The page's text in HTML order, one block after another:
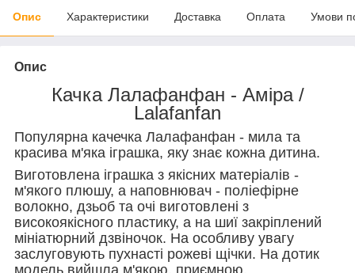
Опис Характеристики Доставка Оплата Умови
Опис
Качка Лалафанфан - Аміра /
Lalafanfan
Популярна качечка Лалафанфан - мила та
красива м'яка іграшка, яку знає кожна дитина.
Виготовлена ​​іграшка з якісних матеріалів -
м'якого плюшу, а наповнювач - поліефірне
волокно, дзьоб та очі виготовлені з
високоякісного пластику, а на шиї закріплений
мініатюрний дзвіночок. На особливу увагу
заслуговують пухнасті рожеві щічки. На дотик
модель вийшла м'якою, приємною,